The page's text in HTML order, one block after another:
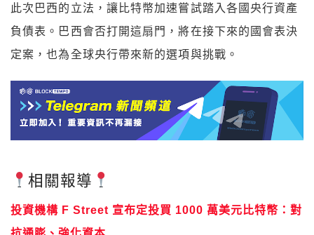
此次巴西的立法，讓比特幣加速嘗試踏入各國央行資產
負債表。巴西會否打開這扇門，將在接下來的國會表決
定案，也為全球央行帶來新的選項與挑戰。
相關報導
投資機構 F Street 宣布定投買 1000 萬美元比特幣：對